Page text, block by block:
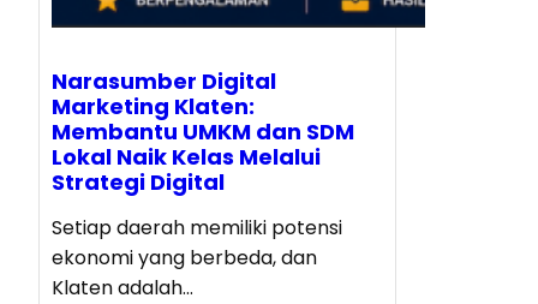
Narasumber Digital
Marketing Klaten:
Membantu UMKM dan SDM
Lokal Naik Kelas Melalui
Strategi Digital
Setiap daerah memiliki potensi
ekonomi yang berbeda, dan
Klaten adalah…